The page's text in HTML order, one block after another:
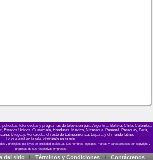
películas, telenovelas y programas de televisión para Argentina, Bolivia, Chile, Colombia,
Estados Unidos, Guatemala, Honduras, México, Nicaragua, Panamá, Paraguay, Perú,
Uruguay, Venezuela, el resto de Latinoamérica, España y el mundo latino.
Lo que está en la tele, disfrútalo en tu tele.
del sitio Términos y Condiciones Contáctenos